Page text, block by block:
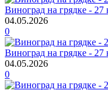
Виноград на грядке - 27
04.05.2026
0
Виноград на грядке - 27
04.05.2026
0